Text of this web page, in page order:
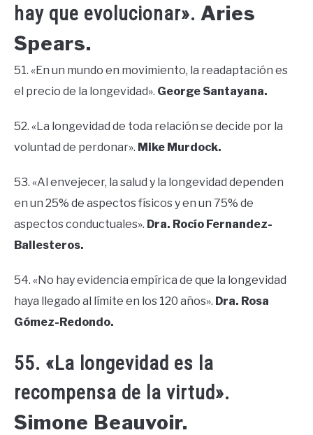
hay que evolucionar». Aries
Spears.
51. «En un mundo en movimiento, la readaptación es
el precio de la longevidad». George Santayana.
52. «La longevidad de toda relación se decide por la
voluntad de perdonar». Mike Murdock.
53. «Al envejecer, la salud y la longevidad dependen
en un 25% de aspectos físicos y en un 75% de
aspectos conductuales». Dra. Rocío Fernandez-
Ballesteros.
54. «No hay evidencia empírica de que la longevidad
haya llegado al límite en los 120 años». Dra. Rosa
Gómez-Redondo.
55. «La longevidad es la
recompensa de la virtud».
Simone Beauvoir.